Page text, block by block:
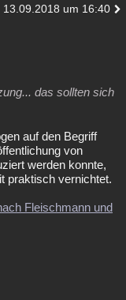
13.09.2018 um 16:40
das sollten sich
auf den Begriff
von
werden konnte,
praktisch vernichtet.
Fleischmann und